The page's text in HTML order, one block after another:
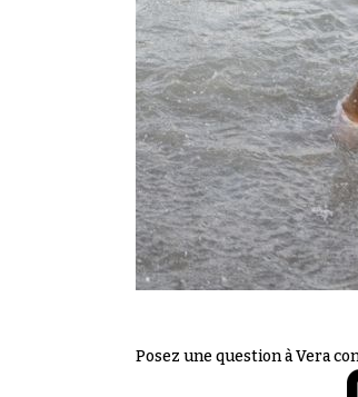
Posez une question à Vera